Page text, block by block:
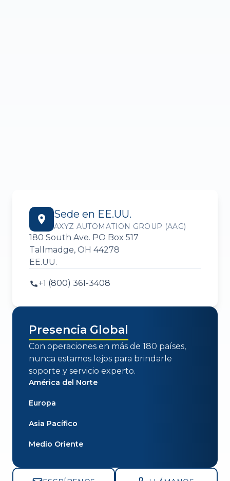
Sede en EE.UU.
AXYZ AUTOMATION GROUP (AAG)
180 South Ave. PO Box 517
Tallmadge, OH 44278
EE.UU.
+1 (800) 361-3408
Presencia Global
Con operaciones en más de 180 países,
nunca estamos lejos para brindarle
soporte y servicio experto.
América del Norte
Europa
Asia Pacífico
Medio Oriente